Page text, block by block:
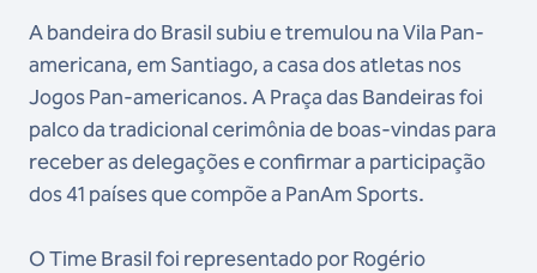
A bandeira do Brasil subiu e tremulou na Vila Pan-
americana, em Santiago, a casa dos atletas nos
Jogos Pan-americanos. A Praça das Bandeiras foi
palco da tradicional cerimônia de boas-vindas para
receber as delegações e confirmar a participação
dos 41 países que compõe a PanAm Sports.
O Time Brasil foi representado por Rogério